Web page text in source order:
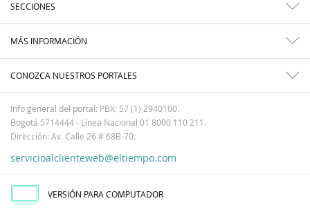
SECCIONES
MÁS INFORMACIÓN
CONOZCA NUESTROS PORTALES
Info general del portal: PBX: 57 (1) 2940100.
Bogotá 5714444 - Línea Nacional 01 8000 110 211.
Dirección: Av. Calle 26 # 68B-70.
servicioalclienteweb@eltiempo.com
VERSIÓN PARA COMPUTADOR